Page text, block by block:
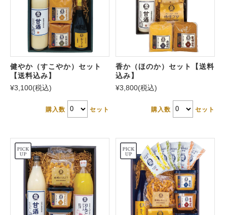
健やか（すこやか）セット
【送料込み】
¥3,100(税込)
購入数 セット
香か（ほのか）セット【送料
込み】
¥3,800(税込)
購入数 セット